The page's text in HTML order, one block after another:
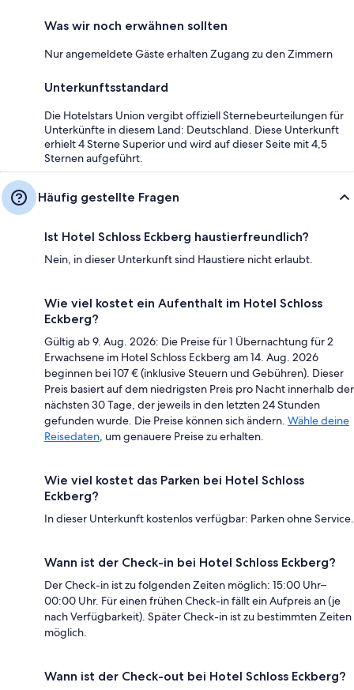
Was wir noch erwähnen sollten
Nur angemeldete Gäste erhalten Zugang zu den Zimmern
Unterkunftsstandard
Die Hotelstars Union vergibt offiziell Sternebeurteilungen für
Unterkünfte in diesem Land: Deutschland. Diese Unterkunft
erhielt 4 Sterne Superior und wird auf dieser Seite mit 4,5
Sternen aufgeführt.
Häufig gestellte Fragen
Ist Hotel Schloss Eckberg haustierfreundlich?
Nein, in dieser Unterkunft sind Haustiere nicht erlaubt.
Wie viel kostet ein Aufenthalt im Hotel Schloss
Eckberg?
Gültig ab 9. Aug. 2026: Die Preise für 1 Übernachtung für 2
Erwachsene im Hotel Schloss Eckberg am 14. Aug. 2026
beginnen bei 107 € (inklusive Steuern und Gebühren). Dieser
Preis basiert auf dem niedrigsten Preis pro Nacht innerhalb der
nächsten 30 Tage, der jeweils in den letzten 24 Stunden
gefunden wurde. Die Preise können sich ändern. Wähle deine
Reisedaten, um genauere Preise zu erhalten.
Wie viel kostet das Parken bei Hotel Schloss
Eckberg?
In dieser Unterkunft kostenlos verfügbar: Parken ohne Service.
Wann ist der Check-in bei Hotel Schloss Eckberg?
Der Check-in ist zu folgenden Zeiten möglich: 15:00 Uhr–
00:00 Uhr. Für einen frühen Check-in fällt ein Aufpreis an (je
nach Verfügbarkeit). Später Check-in ist zu bestimmten Zeiten
möglich.
Wann ist der Check-out bei Hotel Schloss Eckberg?